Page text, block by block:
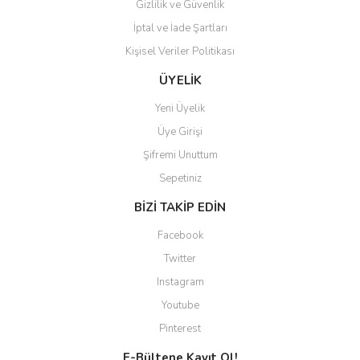
Gönder
Gizlilik ve Güvenlik
İptal ve İade Şartları
Kişisel Veriler Politikası
ÜYELİK
Yeni Üyelik
Üye Girişi
Şifremi Unuttum
Sepetiniz
BİZİ TAKİP EDİN
Facebook
Twitter
Instagram
Youtube
Pinterest